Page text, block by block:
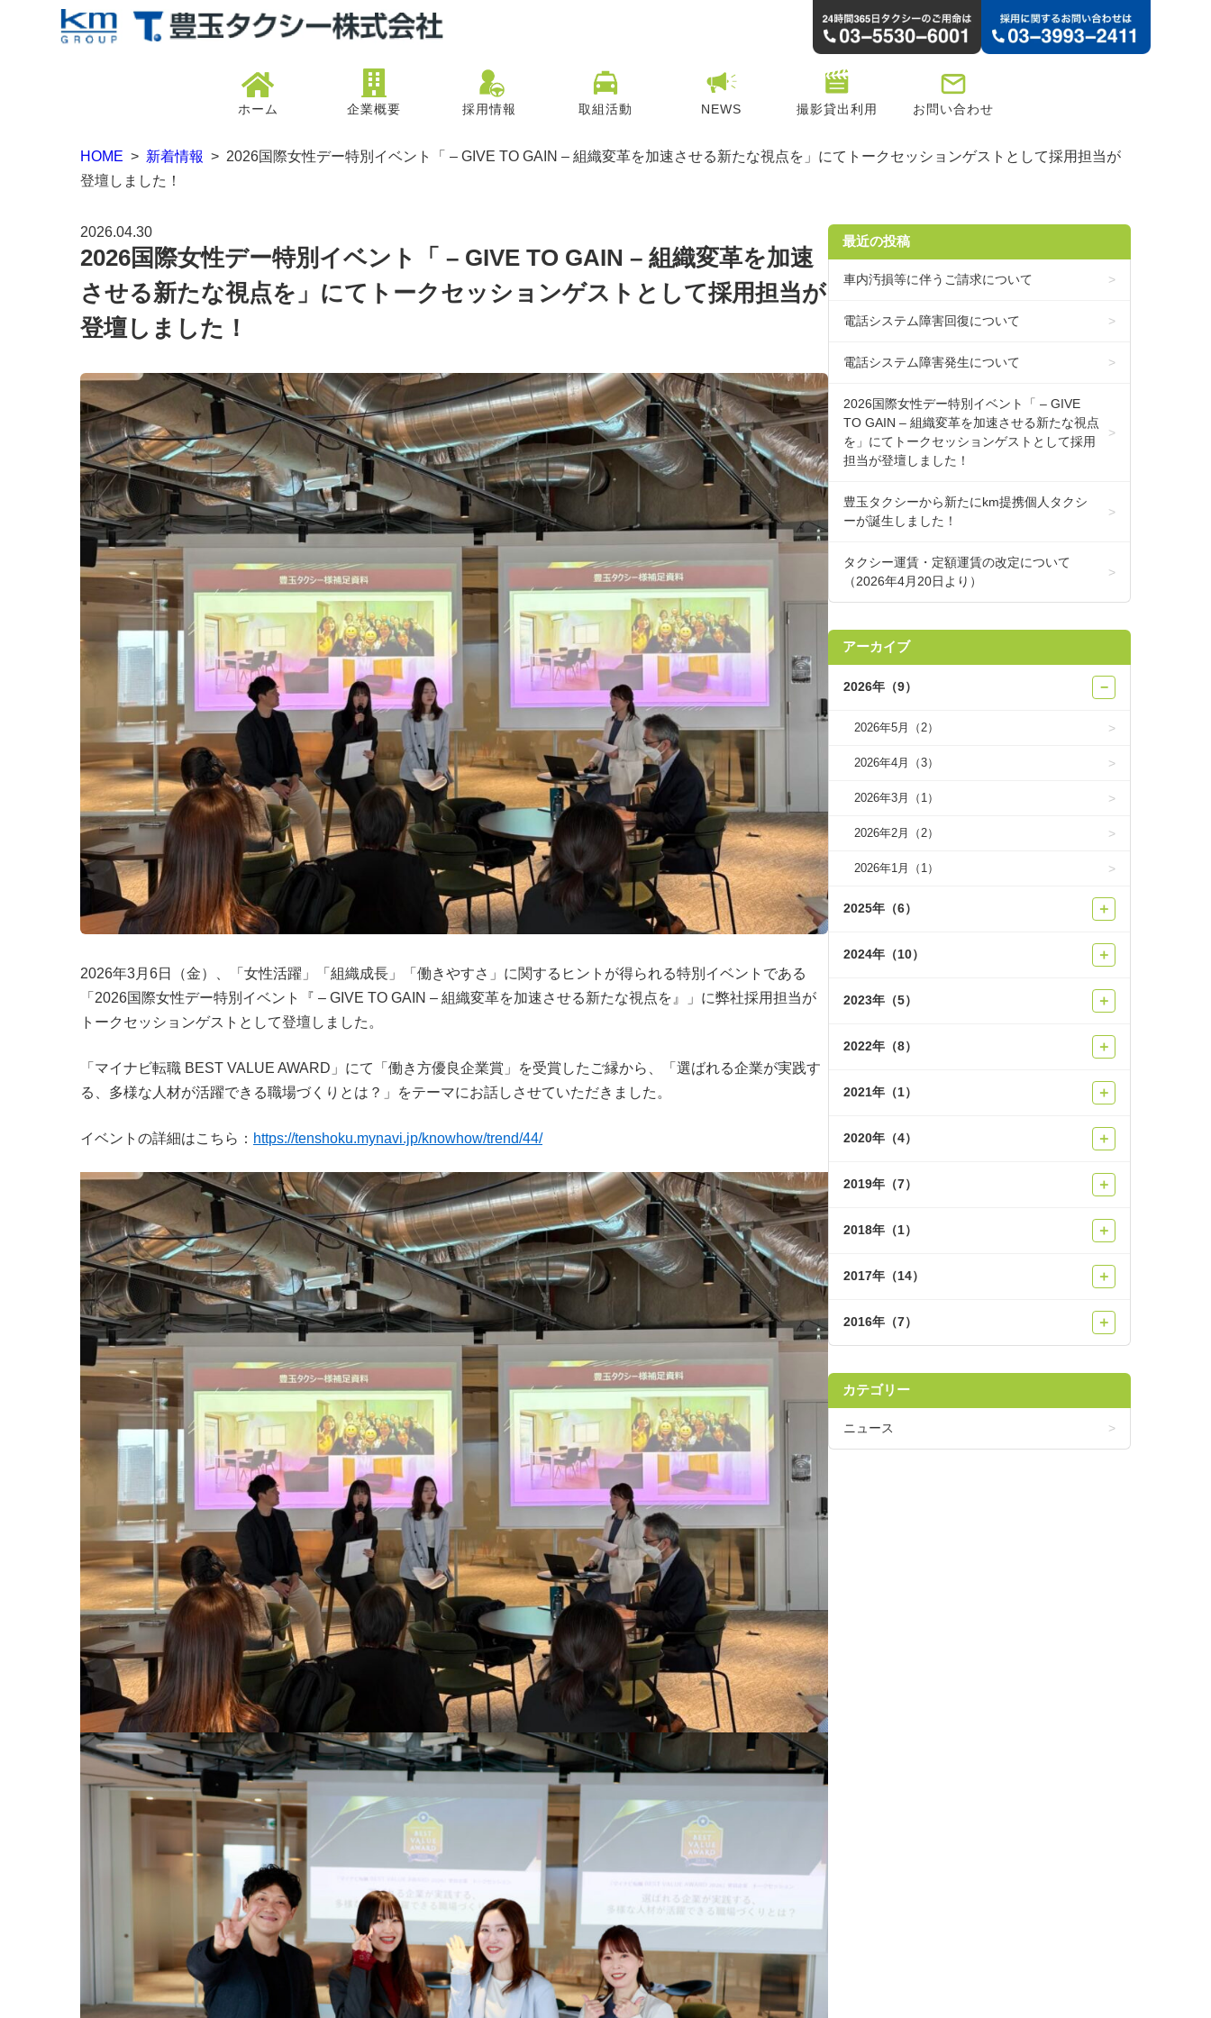
ホーム 企業概要 採用情報 取組活動 NEWS 撮影貸出利用 お問い合わせ
HOME > 新着情報 > 2026国際女性デー特別イベント「 – GIVE TO GAIN – 組織変革を加速させる新たな視点を」にてトークセッションゲストとして採用担当が
登壇しました！
2026.04.30
2026国際女性デー特別イベント「 – GIVE TO GAIN – 組織変革を加速
させる新たな視点を」にてトークセッションゲストとして採用担当が
登壇しました！
2026年3月6日（金）、「女性活躍」「組織成長」「働きやすさ」に関するヒントが得られる特別イベントである
「2026国際女性デー特別イベント『 – GIVE TO GAIN – 組織変革を加速させる新たな視点を』」に弊社採用担当が
トークセッションゲストとして登壇しました。
「マイナビ転職 BEST VALUE AWARD」にて「働き方優良企業賞」を受賞したご縁から、「選ばれる企業が実践す
る、多様な人材が活躍できる職場づくりとは？」をテーマにお話しさせていただきました。
イベントの詳細はこちら： https://tenshoku.mynavi.jp/knowhow/trend/44/
最近の投稿
車内汚損等に伴うご請求について
電話システム障害回復について
電話システム障害発生について
2026国際女性デー特別イベント「 – GIVE
TO GAIN – 組織変革を加速させる新たな視点
を」にてトークセッションゲストとして採用
担当が登壇しました！
豊玉タクシーから新たにkm提携個人タクシ
ーが誕生しました！
タクシー運賃・定額運賃の改定について
（2026年4月20日より）
アーカイブ
2026年（9） −
2026年5月（2）
2026年4月（3）
2026年3月（1）
2026年2月（2）
2026年1月（1）
2025年（6） ＋
2024年（10） ＋
2023年（5） ＋
2022年（8） ＋
2021年（1） ＋
2020年（4） ＋
2019年（7） ＋
2018年（1） ＋
2017年（14） ＋
2016年（7） ＋
カテゴリー
ニュース